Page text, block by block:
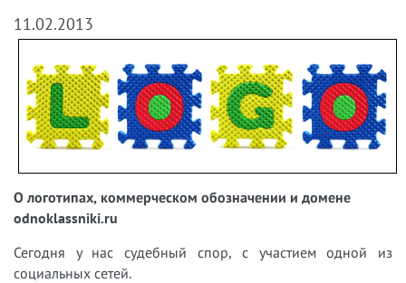
Прямые эфиры
11.02.2013
О логотипах, коммерческом обозначении и домене
odnoklassniki.ru
Сегодня у нас судебный спор, с участием одной из
социальных сетей.